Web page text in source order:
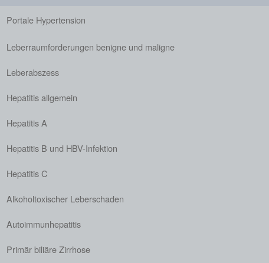
Portale Hypertension
Leberraumforderungen benigne und maligne
Leberabszess
Hepatitis allgemein
Hepatitis A
Hepatitis B und HBV-Infektion
Hepatitis C
Alkoholtoxischer Leberschaden
Autoimmunhepatitis
Primär biliäre Zirrhose